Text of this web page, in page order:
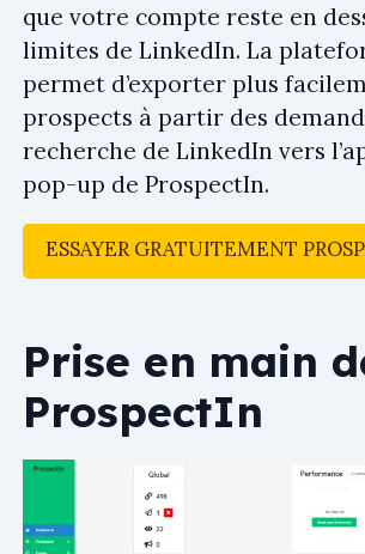
que votre compte reste en
limites de LinkedIn. La
permet d’exporter plus
prospects à partir des
recherche de LinkedIn vers
pop-up de ProspectIn.
ESSAYER GRATUITEMENT
Prise en main
ProspectIn